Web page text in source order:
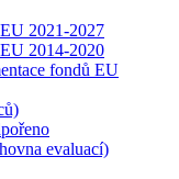
2021-2027
2014-2020
fondů EU
evaluací)